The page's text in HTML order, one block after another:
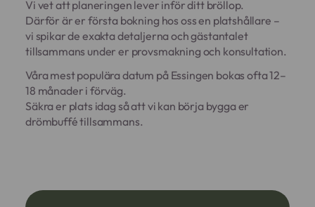
Vi vet att planeringen lever inför ditt bröllop.
Därför är er första bokning hos oss en platshållare –
vi spikar de exakta detaljerna och gästantalet
tillsammans under er provsmakning och konsultation.
Våra mest populära datum på Essingen bokas ofta 12–
18 månader i förväg.
Säkra er plats idag så att vi kan börja bygga er
drömbuffé tillsammans.